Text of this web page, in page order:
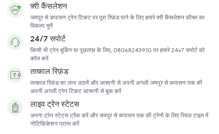
फ़्री कैंसलेशन
जयपुर से कपासन ट्रेन टिकट पर पूरा रिफ़ंड पाने के लिए हमारे फ़्री कैंसलेशन फ़ीचर का
विकल्प चुनें
24/7 सपोर्ट
किसी भी ट्रेन बुकिंग या पूछताछ के लिए, 08068243910 पर हमारे 24x7 सपोर्ट को
कॉल करें
तत्काल रिफ़ंड
तत्काल रिफ़ंड का लाभ उठायें और आसानी से अपनी अगली जयपुर से कपासन तक की
अपनी अगली ट्रेन टिकट आसानी से बुक करें
लाइव ट्रेन स्टेटस
अपना ट्रेन स्टेटस ट्रैक करें और जयपुर से कपासन तक की ट्रेनों के लिए रियल टाइम में
नोटिफ़िकेशन प्राप्त करें